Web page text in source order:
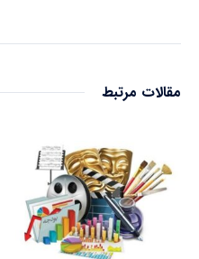
مقالات مرتبط